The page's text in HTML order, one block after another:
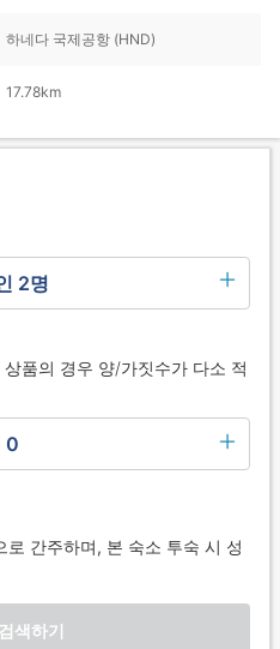
하네다 국제공항 (HND)
17.78km
2명
품의 경우 양/가짓수가 다소 적
0
간주하며, 본 숙소 투숙 시 성
색하기